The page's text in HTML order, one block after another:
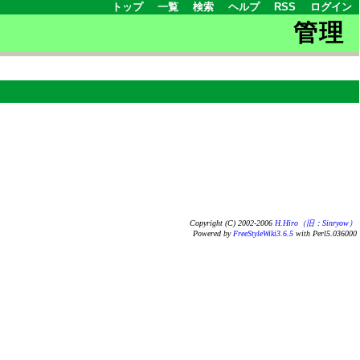
トップ 一覧 検索 ヘルプ RSS ログイン
管理
Copyright (C) 2002-2006 H.Hiro（旧：Sinryow）
Powered by FreeStyleWiki3.6.5 with Perl5.036000